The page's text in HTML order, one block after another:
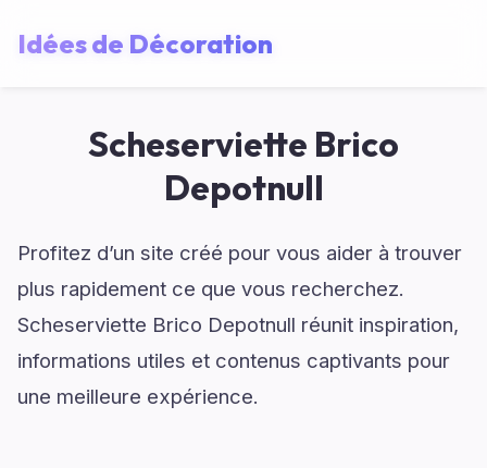
Idées de Décoration
Scheserviette Brico
Depotnull
Profitez d’un site créé pour vous aider à trouver
plus rapidement ce que vous recherchez.
Scheserviette Brico Depotnull réunit inspiration,
informations utiles et contenus captivants pour
une meilleure expérience.